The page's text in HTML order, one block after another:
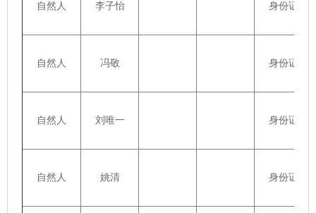
自然人 李子怡 身份证
自然人 冯敬 身份证
自然人 刘唯一 身份证
自然人 姚清 身份证